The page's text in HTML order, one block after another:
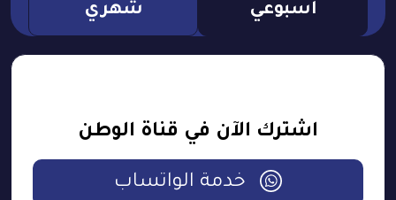
اسبوعي شهري
اشترك الآن في قناة الوطن
خدمة الواتساب